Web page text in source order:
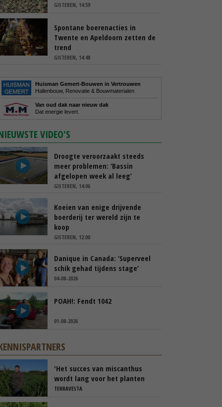
GISTEREN, 14:59
Spontane boerenacties in
Twente en Apeldoorn zetten de
trend
GISTEREN, 14:48
Huisman Gemert-Bouwen in Vertrouwen
Hallenbouw, Renovatie & Bouwmaterialen
Van oud dak naar nieuw dak
Dat energie levert.
VIDEO'S
Droogte veroorzaakt steeds
meer problemen: ‘Bassin
afgelopen week al leeg’
GISTEREN, 14:06
Koeien van enige drijvende
boerderij ter wereld zijn te
koop
GISTEREN, 12:00
Danique in Canada: ‘Superveel
schik gehad tijdens stage’
04-08-2026
POAH!: Fendt 1042
01-08-2026
'Het succes van miscanthus
wordt lang voor het planten
beslist'
TERRAVESTA